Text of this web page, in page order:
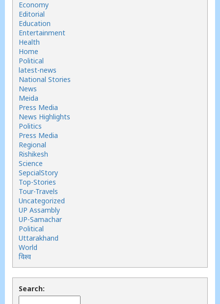
Economy
Editorial
Education
Entertainment
Health
Home
Political
latest-news
National Stories
News
Meida
Press Media
News Highlights
Politics
Press Media
Regional
Rishikesh
Science
SepcialStory
Top-Stories
Tour-Travels
Uncategorized
UP Assambly
UP-Samachar
Political
Uttarakhand
World
विश्व
Search: